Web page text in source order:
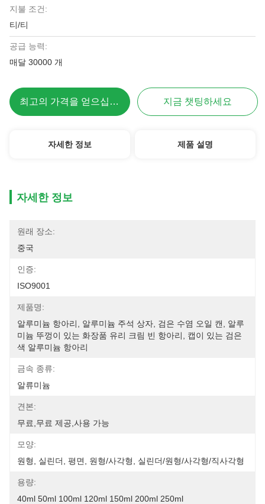
지불 조건:
티/티
공급 능력:
매달 30000 개
최고의 가격을 얻으십시오 지금 챗팅하세요
자세한 정보 제품 설명
자세한 정보
원래 장소:
중국
인증:
ISO9001
제품명:
알루미늄 항아리, 알루미늄 주석 상자, 검은 수염 오일 캔, 알루
미늄 뚜껑이 있는 화장품 유리 크림 빈 항아리, 캡이 있는 검은
색 알루미늄 항아리
금속 종류:
알류미늄
견본:
무료,무료 제공,사용 가능
모양:
원형, 실린더, 평면, 원형/사각형, 실린더/원형/사각형/직사각형
용량:
40ml 50ml 100ml 120ml 150ml 200ml 250ml